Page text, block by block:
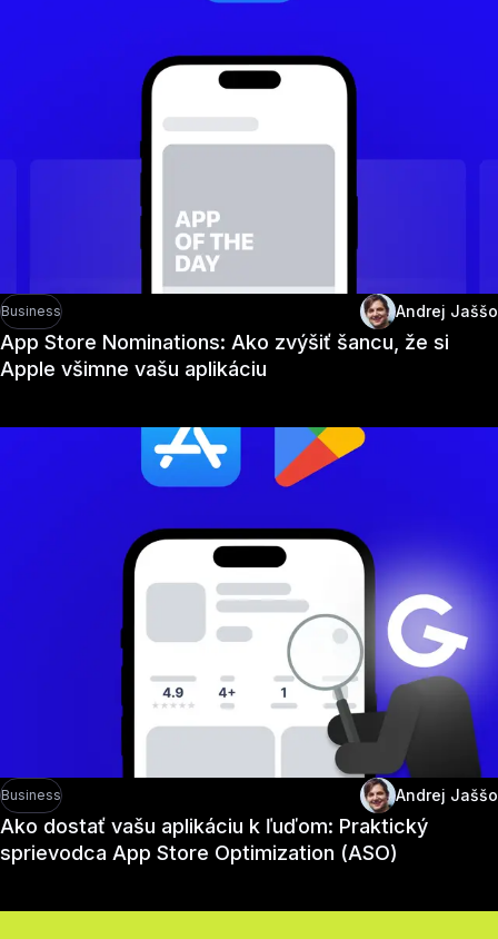
Business Andrej Jaššo
App Store Nominations: Ako zvýšiť šancu, že si
Apple všimne vašu aplikáciu
Business Andrej Jaššo
Ako dostať vašu aplikáciu k ľuďom: Praktický
sprievodca App Store Optimization (ASO)